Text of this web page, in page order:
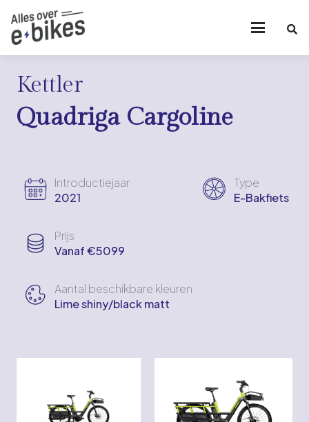
Kettler
Quadriga Cargoline
Introductiejaar
2021
Type
E-Bakfiets
Prijs
Vanaf €5099
Aantal beschikbare kleuren
Lime shiny/black matt